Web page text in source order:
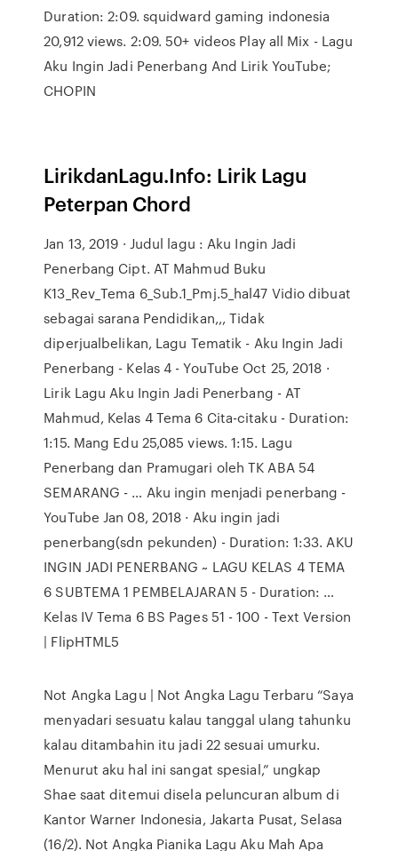
Duration: 2:09. squidward gaming indonesia
20,912 views. 2:09. 50+ videos Play all Mix - Lagu
Aku Ingin Jadi Penerbang And Lirik YouTube;
CHOPIN
LirikdanLagu.Info: Lirik Lagu
Peterpan Chord
Jan 13, 2019 · Judul lagu : Aku Ingin Jadi
Penerbang Cipt. AT Mahmud Buku
K13_Rev_Tema 6_Sub.1_Pmj.5_hal47 Vidio dibuat
sebagai sarana Pendidikan,,, Tidak
diperjualbelikan, Lagu Tematik - Aku Ingin Jadi
Penerbang - Kelas 4 - YouTube Oct 25, 2018 ·
Lirik Lagu Aku Ingin Jadi Penerbang - AT
Mahmud, Kelas 4 Tema 6 Cita-citaku - Duration:
1:15. Mang Edu 25,085 views. 1:15. Lagu
Penerbang dan Pramugari oleh TK ABA 54
SEMARANG - … Aku ingin menjadi penerbang -
YouTube Jan 08, 2018 · Aku ingin jadi
penerbang(sdn pekunden) - Duration: 1:33. AKU
INGIN JADI PENERBANG ~ LAGU KELAS 4 TEMA
6 SUBTEMA 1 PEMBELAJARAN 5 - Duration: …
Kelas IV Tema 6 BS Pages 51 - 100 - Text Version
| FlipHTML5
Not Angka Lagu | Not Angka Lagu Terbaru “Saya
menyadari sesuatu kalau tanggal ulang tahunku
kalau ditambahin itu jadi 22 sesuai umurku.
Menurut aku hal ini sangat spesial,” ungkap
Shae saat ditemui disela peluncuran album di
Kantor Warner Indonesia, Jakarta Pusat, Selasa
(16/2). Not Angka Pianika Lagu Aku Mah Apa